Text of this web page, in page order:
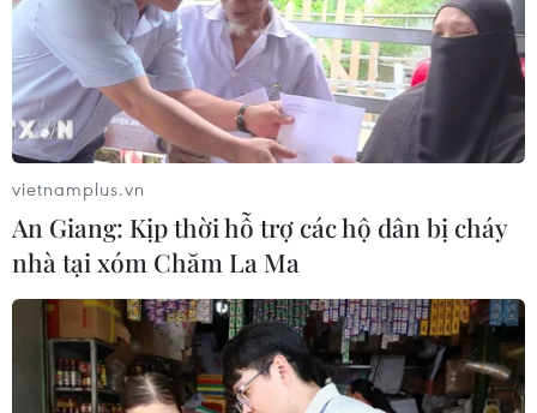
TIN CÙNG CHUYÊN MỤC
vietnamplus.vn
An Giang: Kịp thời hỗ trợ các hộ dân bị cháy
nhà tại xóm Chăm La Ma